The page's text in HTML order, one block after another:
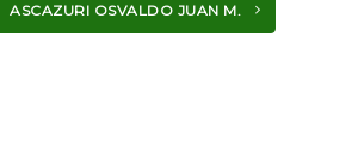
ASCAZURI OSVALDO JUAN M.